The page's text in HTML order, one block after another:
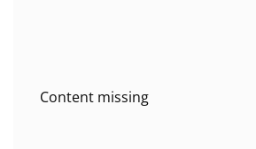
Content missing